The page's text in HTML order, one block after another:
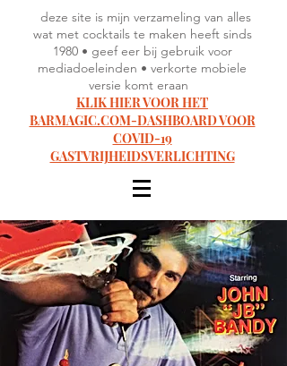
deze site is mijn verzameling van alles
wat met cocktails te maken heeft sinds
1980 • geef eer bij gebruik voor
mediadoeleinden • verkorte mobiele
versie komt eraan
KLIK HIER VOOR HET
BARMAGIC.COM-DASHBOARD VOOR
COVID-19
GASTVRIJHEIDSVERLICHTING